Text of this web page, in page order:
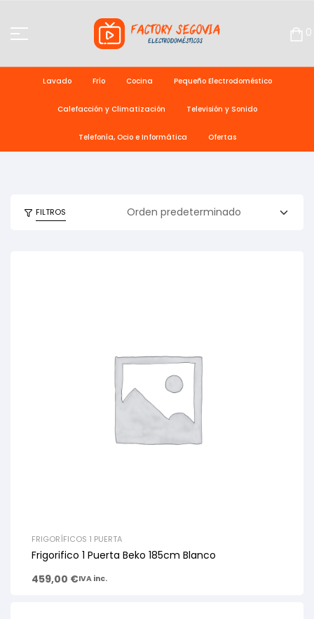
0
Lavado Frío Cocina Pequeño Electrodoméstico
Calefacción y Climatización Televisión y Sonido
Telefonía, Ocio e Informática Ofertas
FILTROS
FRIGORÍFICOS 1 PUERTA
Frigorifico 1 Puerta Beko 185cm Blanco
459,00 €IVA inc.